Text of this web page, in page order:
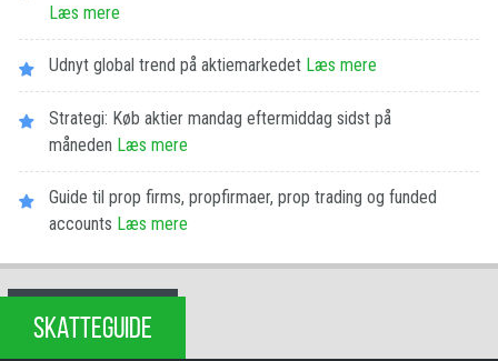
Læs mere
Udnyt global trend på aktiemarkedet Læs mere
Strategi: Køb aktier mandag eftermiddag sidst på
måneden Læs mere
Guide til prop firms, propfirmaer, prop trading og funded
accounts Læs mere
SKATTEGUIDE